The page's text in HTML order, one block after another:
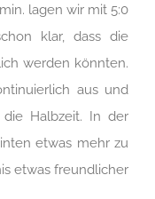
lagen wir mit 5:0
klar, dass die
werden könnten.
aus und
Halbzeit. In der
etwas mehr zu
etwas freundlicher